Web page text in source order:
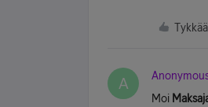
Tykkää
A
Moi